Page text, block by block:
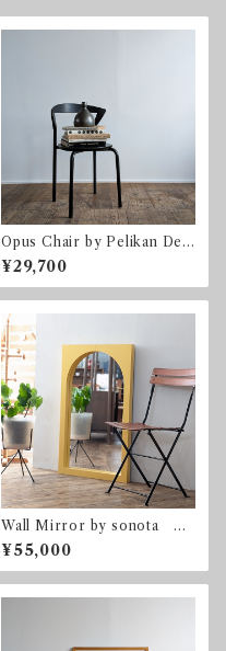
Opus Chair by Pelikan Desi
gn for Bent Krogh ベン
ト・クロー ペリカンデザイ
ン
¥29,700
Wall Mirror by sonota オ
リジナル ウォールミラー
壁掛け鏡
¥55,000